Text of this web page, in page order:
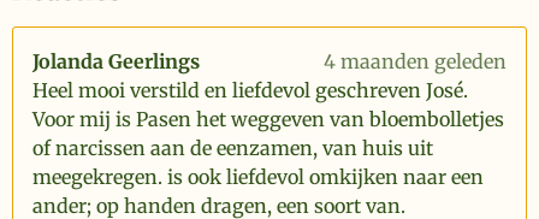
Jolanda Geerlings
4 maanden geleden
Heel mooi verstild en liefdevol geschreven José.
Voor mij is Pasen het weggeven van bloembolletjes
of narcissen aan de eenzamen, van huis uit
meegekregen. is ook liefdevol omkijken naar een
ander; op handen dragen, een soort van.